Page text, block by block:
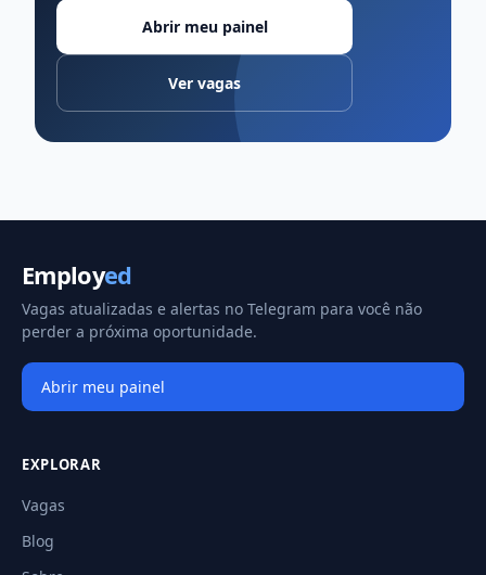
Abrir meu painel
Ver vagas
Employed
Vagas atualizadas e alertas no Telegram para você não
perder a próxima oportunidade.
Abrir meu painel
EXPLORAR
Vagas
Blog